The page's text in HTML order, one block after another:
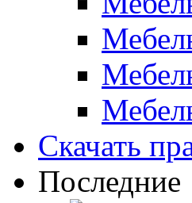
Скачать
Последние